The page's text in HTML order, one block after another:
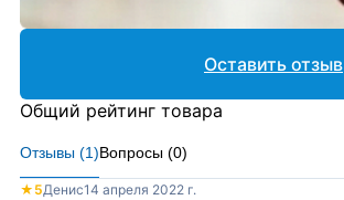
Отзывы (1)Вопросы (0)
★ 5Денис14 апреля 2022 г.
Оставить отзыв
Общий рейтинг товара